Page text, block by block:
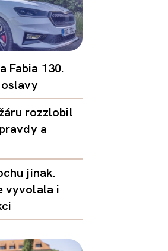
Fabia 130.
rozzlobil
a
jinak.
vyvolala i